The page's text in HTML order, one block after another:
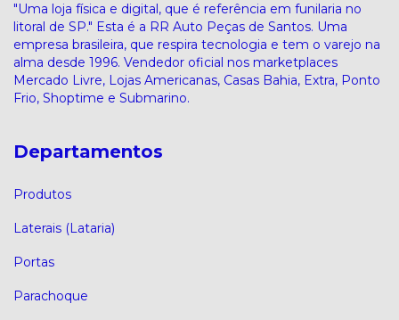
"Uma loja física e digital, que é referência em funilaria no
litoral de SP." Esta é a RR Auto Peças de Santos. Uma
empresa brasileira, que respira tecnologia e tem o varejo na
alma desde 1996. Vendedor oficial nos marketplaces
Mercado Livre, Lojas Americanas, Casas Bahia, Extra, Ponto
Frio, Shoptime e Submarino.
Departamentos
Produtos
Laterais (Lataria)
Portas
Parachoque